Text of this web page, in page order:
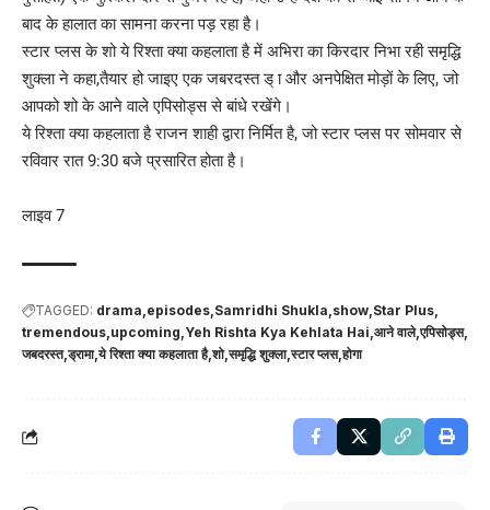
बाद के हालात का सामना करना पड़ रहा है।
स्टार प्लस के शो ये रिश्ता क्या कहलाता है में अभिरा का किरदार निभा रही समृद्धि
शुक्ला ने कहा,तैयार हो जाइए एक जबरदस्त ड् ा और अनपेक्षित मोड़ों के लिए, जो
आपको शो के आने वाले एपिसोड्स से बांधे रखेंगे।
ये रिश्ता क्या कहलाता है राजन शाही द्वारा निर्मित है, जो स्टार प्लस पर सोमवार से
रविवार रात 9:30 बजे प्रसारित होता है।
लाइव 7
TAGGED: drama episodes Samridhi Shukla show Star Plus
tremendous upcoming Yeh Rishta Kya Kehlata Hai आने वाले एपिसोड्स
जबदरस्त ड्रामा ये रिश्ता क्या कहलाता है शो समृद्धि शुक्ला स्टार प्लस होगा